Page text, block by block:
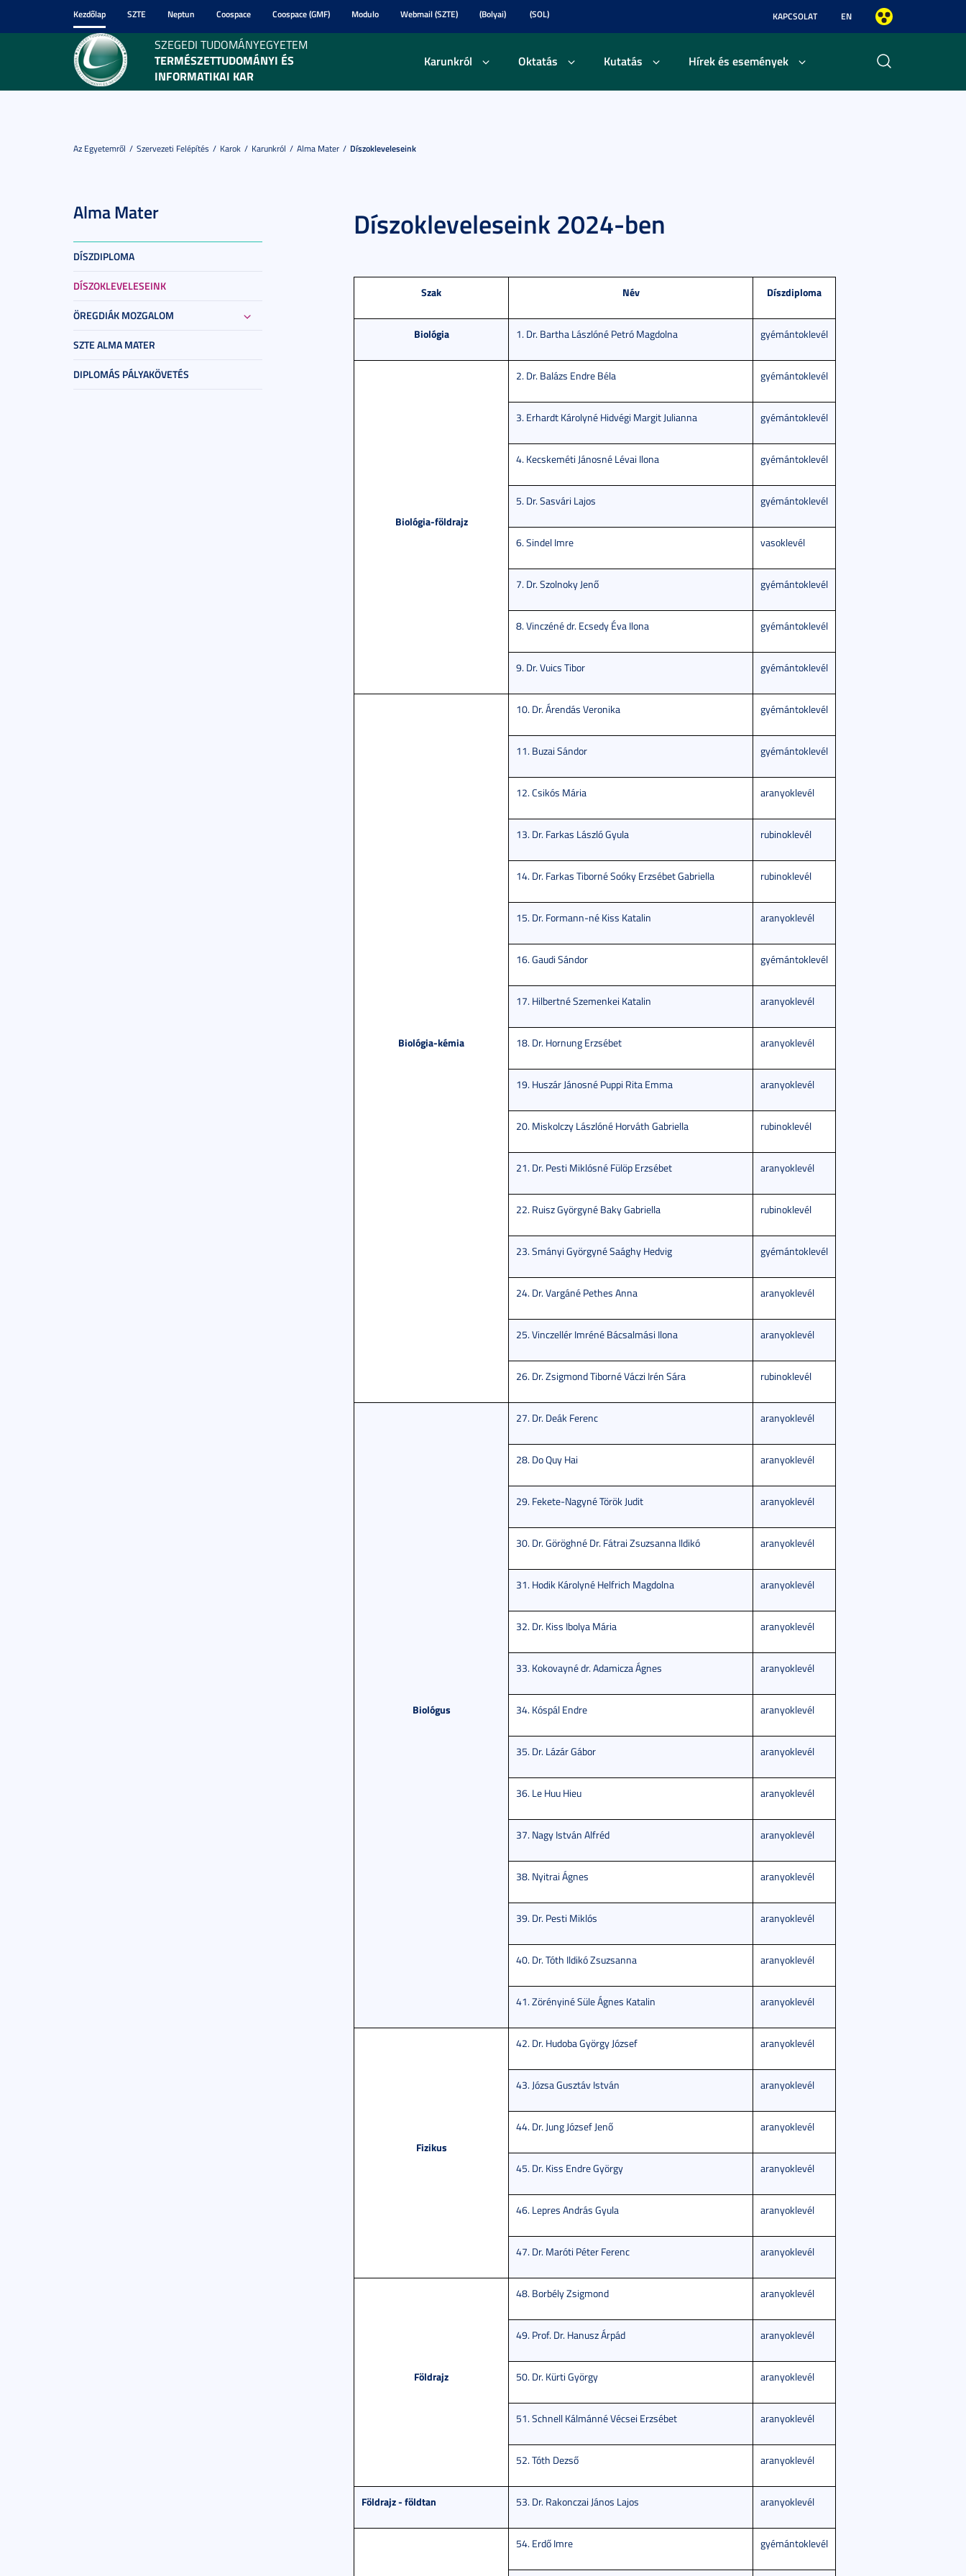
Kezdőlap SZTE Neptun Coospace Coospace (GMF) Modulo Webmail (SZTE) (Bolyai) (SOL) KAPCSOLAT EN
SZEGEDI TUDOMÁNYEGYETEM
TERMÉSZETTUDOMÁNYI ÉS
INFORMATIKAI KAR
Karunkról Oktatás Kutatás Hírek és események
Az Egyetemről Szervezeti Felépítés Karok Karunkról Alma Mater Díszokleveleseink
Alma Mater
DÍSZDIPLOMA
DÍSZOKLEVELESEINK
ÖREGDIÁK MOZGALOM
SZTE ALMA MATER
DIPLOMÁS PÁLYAKÖVETÉS
Díszokleveleseink 2024-ben
Szak Név Díszdiploma
Biológia 1. Dr. Bartha Lászlóné Petró Magdolna gyémántoklevél
Biológia-földrajz
2. Dr. Balázs Endre Béla gyémántoklevél
3. Erhardt Károlyné Hidvégi Margit Julianna gyémántoklevél
4. Kecskeméti Jánosné Lévai Ilona gyémántoklevél
5. Dr. Sasvári Lajos gyémántoklevél
6. Sindel Imre vasoklevél
7. Dr. Szolnoky Jenő gyémántoklevél
8. Vinczéné dr. Ecsedy Éva Ilona gyémántoklevél
9. Dr. Vuics Tibor gyémántoklevél
Biológia-kémia
10. Dr. Árendás Veronika gyémántoklevél
11. Buzai Sándor gyémántoklevél
12. Csikós Mária aranyoklevél
13. Dr. Farkas László Gyula rubinoklevél
14. Dr. Farkas Tiborné Soóky Erzsébet Gabriella rubinoklevél
15. Dr. Formann-né Kiss Katalin aranyoklevél
16. Gaudi Sándor gyémántoklevél
17. Hilbertné Szemenkei Katalin aranyoklevél
18. Dr. Hornung Erzsébet aranyoklevél
19. Huszár Jánosné Puppi Rita Emma aranyoklevél
20. Miskolczy Lászlóné Horváth Gabriella rubinoklevél
21. Dr. Pesti Miklósné Fülöp Erzsébet aranyoklevél
22. Ruisz Györgyné Baky Gabriella rubinoklevél
23. Smányi Györgyné Saághy Hedvig gyémántoklevél
24. Dr. Vargáné Pethes Anna aranyoklevél
25. Vinczellér Imréné Bácsalmási Ilona aranyoklevél
26. Dr. Zsigmond Tiborné Váczi Irén Sára rubinoklevél
Biológus
27. Dr. Deák Ferenc aranyoklevél
28. Do Quy Hai aranyoklevél
29. Fekete-Nagyné Török Judit aranyoklevél
30. Dr. Göröghné Dr. Fátrai Zsuzsanna Ildikó aranyoklevél
31. Hodik Károlyné Helfrich Magdolna aranyoklevél
32. Dr. Kiss Ibolya Mária aranyoklevél
33. Kokovayné dr. Adamicza Ágnes aranyoklevél
34. Kóspál Endre aranyoklevél
35. Dr. Lázár Gábor aranyoklevél
36. Le Huu Hieu aranyoklevél
37. Nagy István Alfréd aranyoklevél
38. Nyitrai Ágnes aranyoklevél
39. Dr. Pesti Miklós aranyoklevél
40. Dr. Tóth Ildikó Zsuzsanna aranyoklevél
41. Zörényiné Süle Ágnes Katalin aranyoklevél
Fizikus
42. Dr. Hudoba György József aranyoklevél
43. Józsa Gusztáv István aranyoklevél
44. Dr. Jung József Jenő aranyoklevél
45. Dr. Kiss Endre György aranyoklevél
46. Lepres András Gyula aranyoklevél
47. Dr. Maróti Péter Ferenc aranyoklevél
Földrajz
48. Borbély Zsigmond aranyoklevél
49. Prof. Dr. Hanusz Árpád aranyoklevél
50. Dr. Kürti György aranyoklevél
51. Schnell Kálmánné Vécsei Erzsébet aranyoklevél
52. Tóth Dezső aranyoklevél
Földrajz - földtan 53. Dr. Rakonczai János Lajos aranyoklevél
54. Erdő Imre gyémántoklevél